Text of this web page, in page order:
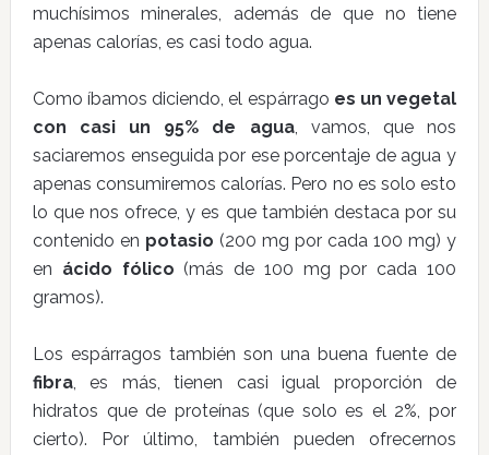
muchísimos minerales, además de que no tiene
apenas calorías, es casi todo agua.
Como íbamos diciendo, el espárrago es un vegetal
con casi un 95% de agua, vamos, que nos
saciaremos enseguida por ese porcentaje de agua y
apenas consumiremos calorías. Pero no es solo esto
lo que nos ofrece, y es que también destaca por su
contenido en potasio (200 mg por cada 100 mg) y
en ácido fólico (más de 100 mg por cada 100
gramos).
Los espárragos también son una buena fuente de
fibra, es más, tienen casi igual proporción de
hidratos que de proteínas (que solo es el 2%, por
cierto). Por último, también pueden ofrecernos